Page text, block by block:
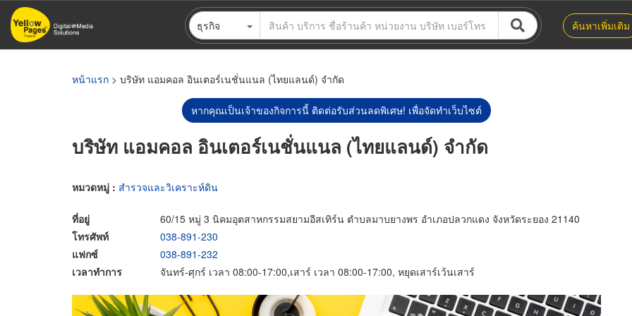
ข้าม
ไป
ธุรกิจ ค้นหาเพิ่มเติม
หน้าแรก > บริษัท แอมคอล อินเตอร์เนชั่นแนล (ไทยแลนด์) จำกัด
หากคุณเป็นเจ้าของกิจการนี้ ติดต่อรับส่วนลดพิเศษ! เพื่อจัดทำเว็บไซต์
บริษัท แอมคอล อินเตอร์เนชั่นแนล (ไทยแลนด์) จำกัด
หมวดหมู่ : สำรวจและวิเคราะห์ดิน
ที่อยู่
60/15 หมู่ 3 นิคมอุตสาหกรรมสยามอีสเทิร์น ตำบลมาบยางพร อำเภอปลวกแดง จังหวัดระยอง 21140
โทรศัพท์
038-891-230
แฟกซ์
038-891-232
เวลาทำการ
จันทร์-ศุกร์ เวลา 08:00-17:00,เสาร์ เวลา 08:00-17:00, หยุดเสาร์เว้นเสาร์